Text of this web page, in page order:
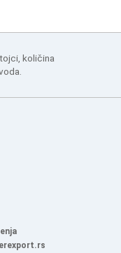
količina